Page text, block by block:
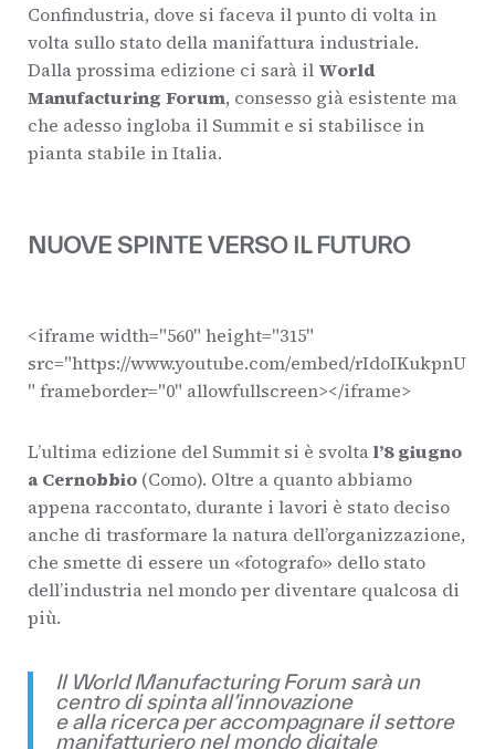
Confindustria, dove si faceva il punto di volta in
volta sullo stato della manifattura industriale.
Dalla prossima edizione ci sarà il World
Manufacturing Forum, consesso già esistente ma
che adesso ingloba il Summit e si stabilisce in
pianta stabile in Italia.
NUOVE SPINTE VERSO IL FUTURO
<iframe width="560" height="315"
src="https://www.youtube.com/embed/rIdoIKukpnU
" frameborder="0" allowfullscreen></iframe>
L’ultima edizione del Summit si è svoltal’8 giugno
a Cernobbio (Como). Oltre a quanto abbiamo
appena raccontato, durante i lavori è stato deciso
anche di trasformare la natura dell’organizzazione,
che smette di essere un «fotografo» dello stato
dell’industria nel mondo per diventare qualcosa di
più.
Il World Manufacturing Forum sarà un
centro di spinta all’innovazione
e alla ricerca per accompagnare il settore
manifatturiero nel mondo digitale